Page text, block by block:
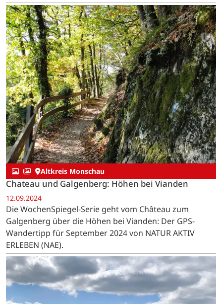
Altkreis Monschau
Chateau und Galgenberg: Höhen bei Vianden
12.09.2024
Die WochenSpiegel-Serie geht vom Château zum
Galgenberg über die Höhen bei Vianden: Der GPS-
Wandertipp für September 2024 von NATUR AKTIV
ERLEBEN (NAE).